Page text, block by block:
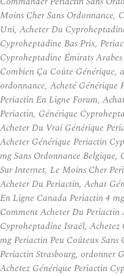
Moins Cher Sans Ordonnance,
Uni, Acheter Du
Cyproheptadine Bas Prix,
Cyproheptadine Émirats
Combien Ça Coûte Générique,
ordonnance, Acheté
Periactin En Ligne Forum,
Periactin, Générique
Acheter Du Vrai Générique
Acheter Générique Periactin
mg Sans Ordonnance
Sur Internet, Le Moins Cher
Acheter Du Periactin, Achat
En Ligne Canada Periactin 4
Comment Acheter Du
Cyproheptadine Israël,
mg Periactin Peu Coûteux
Periactin Strasbourg, ordonner
Achetez Générique Periactin